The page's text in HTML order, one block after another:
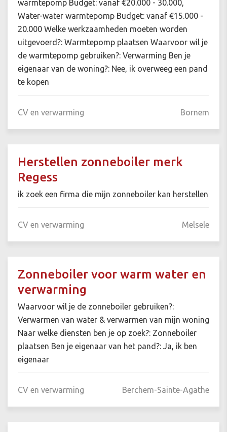
warmtepomp Budget: vanaf €20.000 - 30.000,
Water-water warmtepomp Budget: vanaf €15.000 -
20.000 Welke werkzaamheden moeten worden
uitgevoerd?: Warmtepomp plaatsen Waarvoor wil je
de warmtepomp gebruiken?: Verwarming Ben je
eigenaar van de woning?: Nee, ik overweeg een pand
te kopen
CV en verwarming Bornem
Herstellen zonneboiler merk
Regess
ik zoek een firma die mijn zonneboiler kan herstellen
CV en verwarming Melsele
Zonneboiler voor warm water en
verwarming
Waarvoor wil je de zonneboiler gebruiken?:
Verwarmen van water & verwarmen van mijn woning
Naar welke diensten ben je op zoek?: Zonneboiler
plaatsen Ben je eigenaar van het pand?: Ja, ik ben
eigenaar
CV en verwarming Berchem-Sainte-Agathe